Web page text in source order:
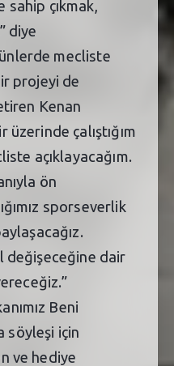
çıkmak,
diye
mecliste
projeyi de
Kenan
çalıştığım
açıklayacağım.
ön
sporseverlik
değişeceğine dair
Beni
söyleşi için
ve hediye